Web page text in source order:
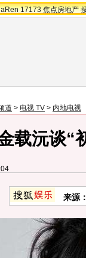
17173 焦点房地产
道 > 电视 TV > 内地电视
载沅谈“
来源